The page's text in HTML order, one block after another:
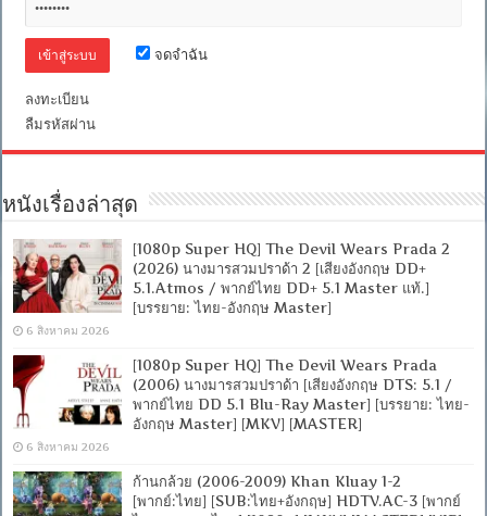
จดจำฉัน
ลงทะเบียน
ลืมรหัสผ่าน
หนังเรื่องล่าสุด
[1080p Super HQ] The Devil Wears Prada 2
(2026) นางมารสวมปราด้า 2 [เสียงอังกฤษ DD+
5.1.Atmos / พากย์ไทย DD+ 5.1 Master แท้.]
[บรรยาย: ไทย-อังกฤษ Master]
6 สิงหาคม 2026
[1080p Super HQ] The Devil Wears Prada
(2006) นางมารสวมปราด้า [เสียงอังกฤษ DTS: 5.1 /
พากย์ไทย DD 5.1 Blu-Ray Master] [บรรยาย: ไทย-
อังกฤษ Master] [MKV] [MASTER]
6 สิงหาคม 2026
ก้านกล้วย (2006-2009) Khan Kluay 1-2
[พากย์:ไทย] [SUB:ไทย+อังกฤษ] HDTV.AC-3 [พากย์